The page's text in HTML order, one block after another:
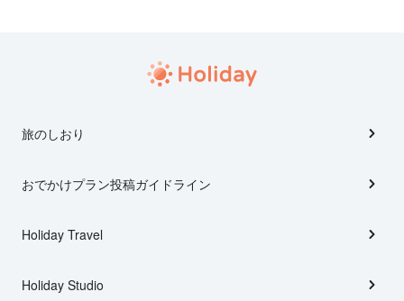
旅のしおり
おでかけプラン投稿ガイドライン
Holiday Travel
Holiday Studio